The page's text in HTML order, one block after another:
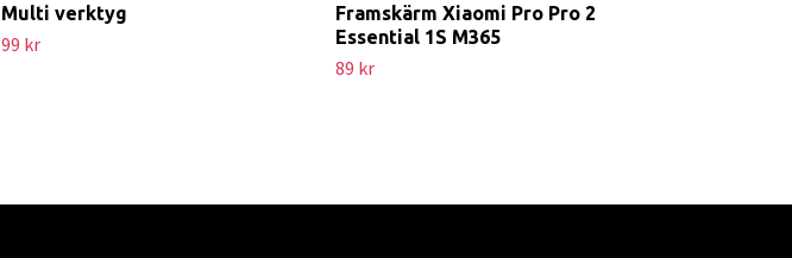
Multi verktyg
99 kr
Framskärm Xiaomi Pro Pro 2
Essential 1S M365
89 kr